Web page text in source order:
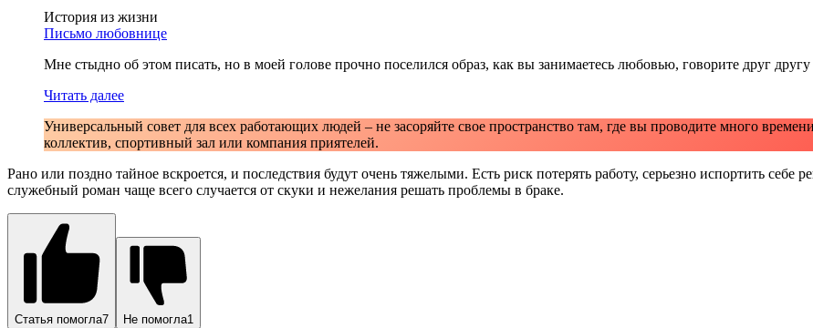
История из жизни
Письмо любовнице
Мне стыдно об этом писать, но в моей голове прочно поселился образ, как вы занимаетесь любовью, говорите друг
Читать далее
Универсальный совет для всех работающих людей – не засоряйте свое пространство там, где вы проводите много
коллектив, спортивный зал или компания приятелей.
Рано или поздно тайное вскроется, и последствия будут очень тяжелыми. Есть риск потерять работу, серьезно испортить себе
служебный роман чаще всего случается от скуки и нежелания решать проблемы в браке.
Статья помогла7 Не помогла1